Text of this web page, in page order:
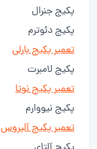
پکیج جنرال
پکیج دئوترم
تعمیر پکیج بارلی
پکیج لامبرت
تعمیر پکیج نوتا
پکیج نیووارم
تعمیر پکیج آلپروس